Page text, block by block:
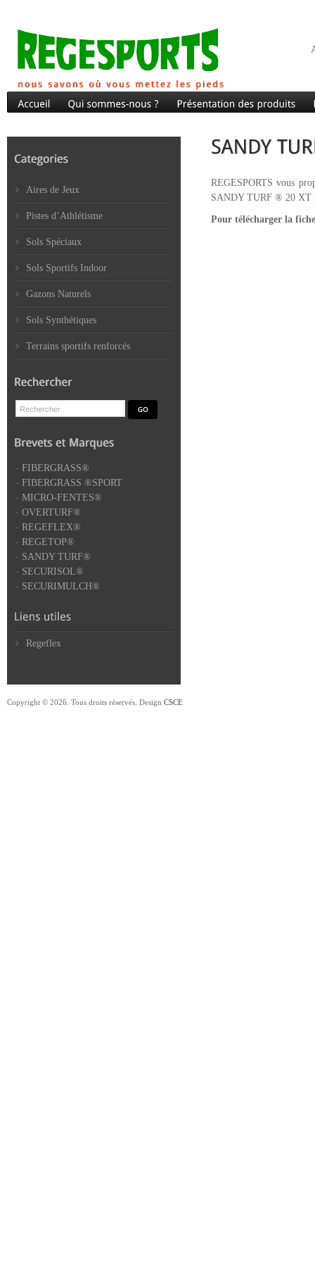
REGESPORTS vous
SANDY TURF ® 20 XT
Pour télécharger la
Aires de Jeux
Pistes d’Athlétisme
Sols Spéciaux
Sols Sportifs Indoor
Gazons Naturels
Sols Synthétiques
Terrains sportifs renforcés
- FIBERGRASS®
- FIBERGRASS ®SPORT
- MICRO-FENTES®
- OVERTURF®
- REGEFLEX®
- REGETOP®
- SANDY TURF®
- SECURISOL®
- SECURIMULCH®
Regeflex
Copyright © 2026. Tous droits réservés. Design CSCE